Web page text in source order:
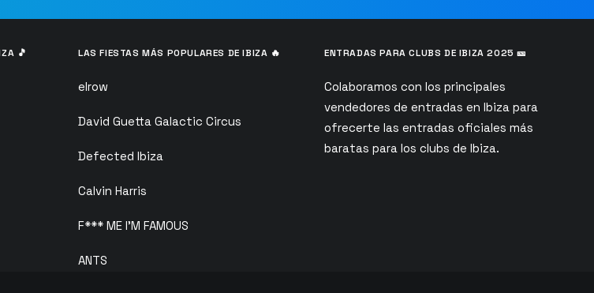
🎵 LAS FIESTAS MÁS POPULARES DE IBIZA 🔥
elrow
David Guetta Galactic Circus
Defected Ibiza
Calvin Harris
F*** ME I’M FAMOUS
ANTS
ENTRADAS PARA CLUBS DE IBIZA 2025 🎫
Colaboramos con los principales
vendedores de entradas en Ibiza para
ofrecerte las entradas oficiales más
baratas para los clubs de Ibiza.